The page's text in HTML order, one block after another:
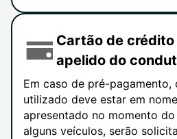
Cartão de crédito
apelido do
Em caso de pré-
utilizado deve estar em
apresentado no momento
alguns veículos, serão